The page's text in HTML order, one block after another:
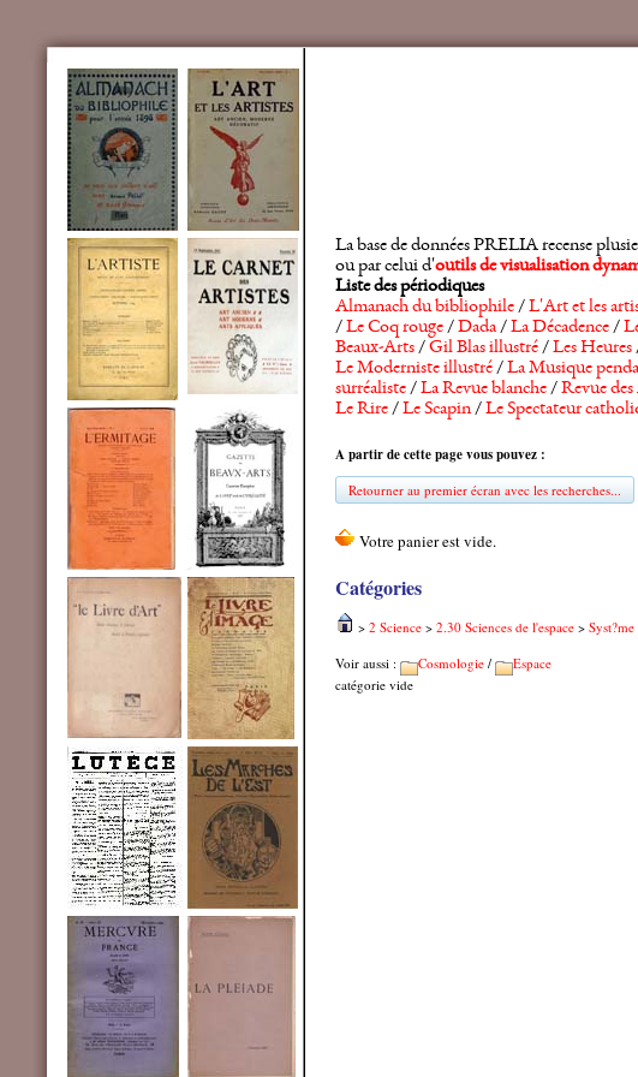
La base de données PRELIA recense
ou par celui d'outils de visualisation
Liste des périodiques
Almanach du bibliophile/L'Art et les
/Le Coq rouge/Dada/La Décadence/
Beaux-Arts/Gil Blas illustré/Les Heures
Le Moderniste illustré/La Musique
surréaliste/La Revue blanche/Revue
Le Rire/Le Scapin/Le Spectateur
A partir de cette page vous pouvez :
Retourner au premier écran avec les recherches...
Catégories
> 2 Science > 2.30 Sciences de l'espace >
Voir aussi :
Cosmologie /
Espace
catégorie vide